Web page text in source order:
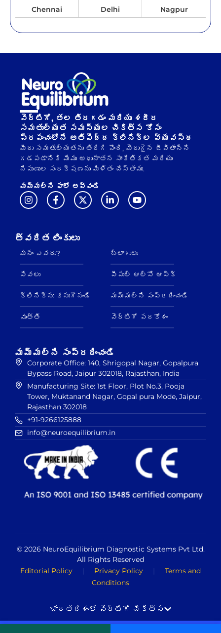
Chennai Delhi Nagpur
వెర్టిగో, తల తిరగడం మరియు శరీర
సమతుల్యత సమస్యల చికిత్స కోసం
ప్రపంచంలోనే అతిపెద్ద క్లినిక్ల వ్యవస్థ
మీరు సమతుల్యతను తిరిగి పొంది, మెరుగైన జీవితాన్ని
గడపడానికి మేము అధునాతన సాంకేతికత మరియు
నిపుణుల సంరక్షణను మిళితం చేస్తాము.
మమ్మల్ని ఫాలో అవ్వండి
త్వరిత లింకులు
మనం ఎవరు?
సేవలు
క్లినిక్‌ను కనుగొనండి
వృత్తి
బ్లాగులు
పీపుల్ ఆల్సో ఆస్‌క్
మమ్మల్ని సంప్రదించండి
వెర్టిగో పదకోశం
మమ్మల్ని సంప్రదించండి
Corporate Office: 140, Shrigopal Nagar, Gopalpura
Bypass Road, Jaipur 302018, Rajasthan, India
Manufacturing Site: 1st Floor, Plot No.3, Pooja
Tower, Muktanand Nagar, Gopal pura Mode, Jaipur,
Rajasthan 302018
+91-9266125888
info@neuroequilibrium.in
© 2026 NeuroEquilibrium Diagnostic Systems Pvt Ltd.
All Rights Reserved
Editorial Policy
Privacy Policy
Terms and
Conditions
భారతదేశంలో వెర్టిగో చికిత్స